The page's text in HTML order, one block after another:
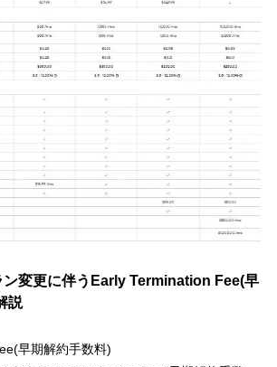
ン変更に伴うEarly Termination Fee(早
説
早期解約手数料)